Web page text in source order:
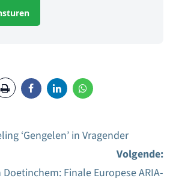
‘Gengelen’ in Vragender
Volgende:
Finale Europese ARIA-